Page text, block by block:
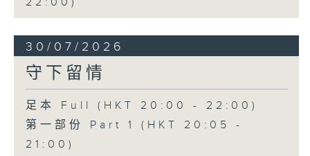
30/07/2026
守下留情
足本 Full (HKT 20:00 - 22:00)
第一部份 Part 1 (HKT 20:05 -
21:00)